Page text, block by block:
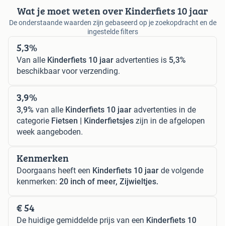
Wat je moet weten over Kinderfiets 10 jaar
De onderstaande waarden zijn gebaseerd op je zoekopdracht en de
ingestelde filters
5,3%
Van alle Kinderfiets 10 jaar advertenties is 5,3%
beschikbaar voor verzending.
3,9%
3,9% van alle Kinderfiets 10 jaar advertenties in de
categorie Fietsen | Kinderfietsjes zijn in de afgelopen
week aangeboden.
Kenmerken
Doorgaans heeft een Kinderfiets 10 jaar de volgende
kenmerken: 20 inch of meer, Zijwieltjes.
€ 54
De huidige gemiddelde prijs van een Kinderfiets 10